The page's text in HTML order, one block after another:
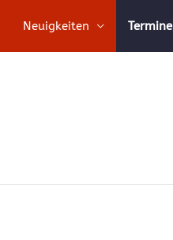
Neuigkeiten Termine